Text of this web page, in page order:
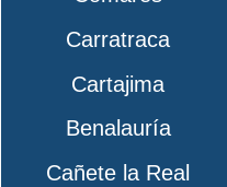
Carratraca
Cartajima
Benalauría
Cañete la Real